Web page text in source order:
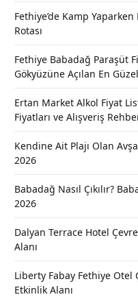
Fethiye’de Kamp
Rotası
Fethiye Babadağ Paraşüt
Gökyüzüne Açılan En
Ertan Market Alkol Fiyat
Fiyatları ve Alışveriş
Kendine Ait Plajı Olan
2026
Babadağ Nasıl Çıkılır?
2026
Dalyan Terrace Hotel
Alanı
Liberty Fabay Fethiye Otel
Etkinlik Alanı